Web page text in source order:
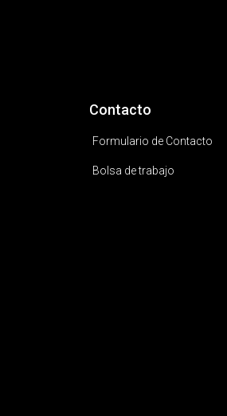
Contacto
Formulario de Contacto
Bolsa de trabajo